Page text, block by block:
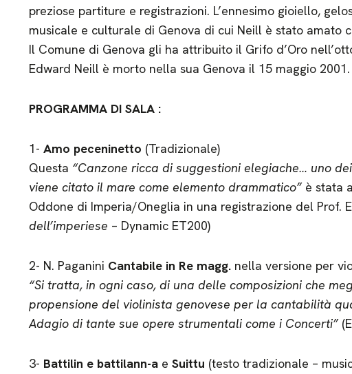
preziose partiture e registrazioni. L’ennesimo gioiello,
musicale e culturale di Genova di cui Neill è stato amato
Il Comune di Genova gli ha attribuito il Grifo d’Oro
Edward Neill è morto nella sua Genova il 15 maggio 2001.
PROGRAMMA DI SALA :
1- Amo peceninetto (Tradizionale)
Questa “Canzone ricca di suggestioni elegiache… uno
viene citato il mare come elemento drammatico”è stata
Oddone di Imperia/Oneglia in una registrazione del Prof.
dell’imperiese – Dynamic ET200)
2- N. Paganini Cantabile in Re magg.nella versione per
“Si tratta, in ogni caso, di una delle composizioni che
propensione del violinista genovese per la cantabilità
Adagio di tante sue opere strumentali come i Concerti”
3- Battilin e battilann-ae Suittu (testo tradizionale –